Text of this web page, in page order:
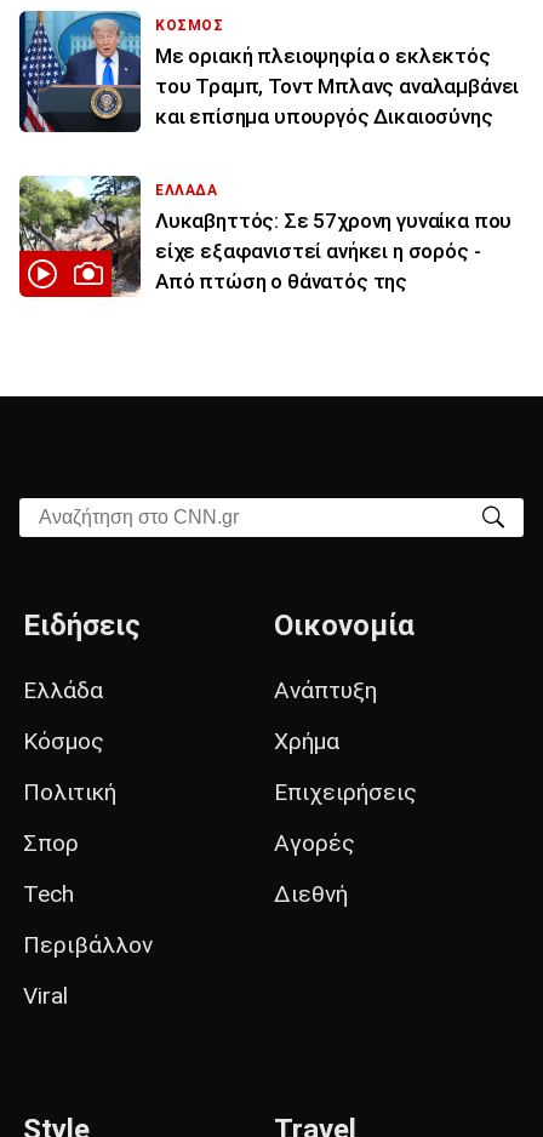
ΚΟΣΜΟΣ
Με οριακή πλειοψηφία ο εκλεκτός
του Τραμπ, Τοντ Μπλανς αναλαμβάνει
και επίσημα υπουργός Δικαιοσύνης
ΕΛΛΑΔΑ
Λυκαβηττός: Σε 57χρονη γυναίκα που
είχε εξαφανιστεί ανήκει η σορός -
Από πτώση ο θάνατός της
Αναζήτηση στο CNN.gr
Ειδήσεις
Ελλάδα
Κόσμος
Πολιτική
Σπορ
Tech
Περιβάλλον
Viral
Οικονομία
Ανάπτυξη
Χρήμα
Επιχειρήσεις
Αγορές
Διεθνή
Style Travel